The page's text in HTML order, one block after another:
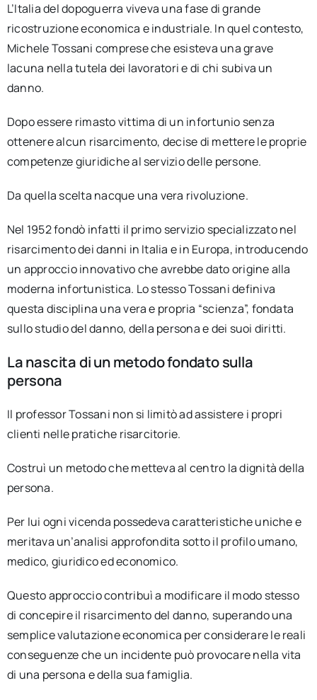
L’Italia del dopoguerra viveva una fase di grande
ricostruzione economica e industriale. In quel contesto,
Michele Tossani comprese che esisteva una grave
lacuna nella tutela dei lavoratori e di chi subiva un
danno.
Dopo essere rimasto vittima di un infortunio senza
ottenere alcun risarcimento, decise di mettere le proprie
competenze giuridiche al servizio delle persone.
Da quella scelta nacque una vera rivoluzione.
Nel 1952 fondò infatti il primo servizio specializzato nel
risarcimento dei danni in Italia e in Europa, introducendo
un approccio innovativo che avrebbe dato origine alla
moderna infortunistica. Lo stesso Tossani definiva
questa disciplina una vera e propria “scienza”, fondata
sullo studio del danno, della persona e dei suoi diritti.
La nascita di un metodo fondato sulla
persona
Il professor Tossani non si limitò ad assistere i propri
clienti nelle pratiche risarcitorie.
Costruì un metodo che metteva al centro la dignità della
persona.
Per lui ogni vicenda possedeva caratteristiche uniche e
meritava un’analisi approfondita sotto il profilo umano,
medico, giuridico ed economico.
Questo approccio contribuì a modificare il modo stesso
di concepire il risarcimento del danno, superando una
semplice valutazione economica per considerare le reali
conseguenze che un incidente può provocare nella vita
di una persona e della sua famiglia.